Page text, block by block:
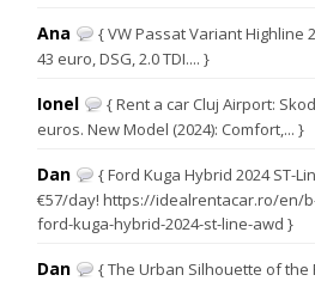
Ana
{ VW Passat Variant Highline
43 euro, DSG, 2.0 TDI.... }
Ionel
{ Rent a car Cluj Airport:
euros. New Model (2024): Comfort,... }
Dan
{ Ford Kuga Hybrid 2024 ST-
€57/day! https://idealrentacar.ro/en/
ford-kuga-hybrid-2024-st-line-awd }
Dan
{ The Urban Silhouette of the